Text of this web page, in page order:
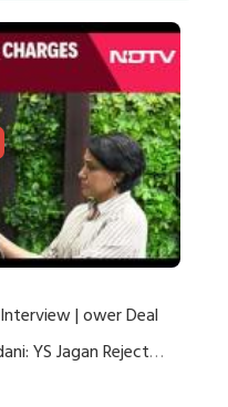
| ower Deal
YS Jagan Rejects